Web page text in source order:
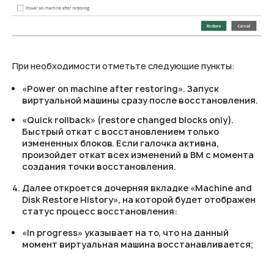
При необходимости отметьте следующие пункты:
«Power on machine after restoring». Запуск
виртуальной машины сразу после восстановления.
«Quick rollback» (restore changed blocks only).
Быстрый откат с восстановлением только
измененных блоков. Если галочка активна,
произойдет откат всех изменений в ВМ с момента
создания точки восстановления.
Далее откроется дочерняя вкладке «Machine and
Disk Restore History», на которой будет отображен
статус процесс восстановления:
«In progress» указывает на то, что на данный
момент виртуальная машина восстанавливается;